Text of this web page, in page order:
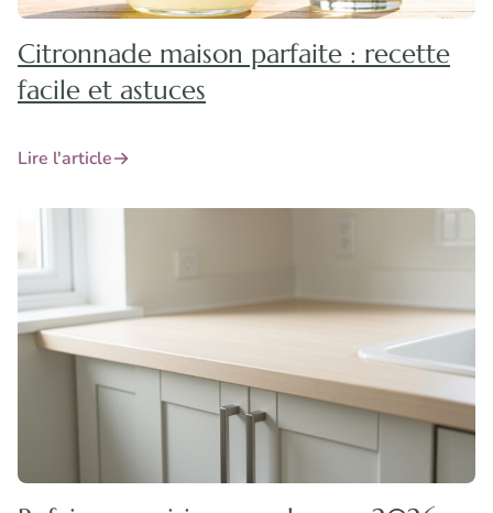
Citronnade maison parfaite : recette
facile et astuces
Lire l'article